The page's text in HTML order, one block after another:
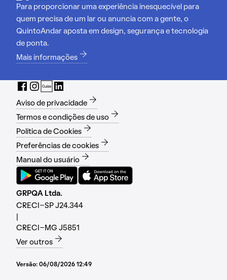
Para proporcionar uma experiência inesquecível para
quem precisa de um lar ou anuncia com a gente, o
QuintoAndar aposta em design, segurança e tecnologia
de ponta.
Mais informações
Aviso de privacidade
Termos e condições de uso
Política de Cookies
Preferências de cookies
Manual do usuário
GRPQA Ltda.
CRECI-SP J24.344
CRECI-MG J5851
Ver outros
Versão: 06/08/2026 12:49